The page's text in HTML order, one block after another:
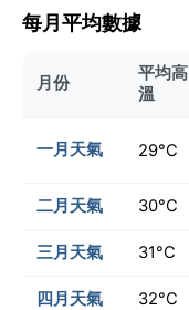
每月平均數據
月份
平均高
溫
一月天氣 29°C
二月天氣 30°C
三月天氣 31°C
四月天氣 32°C